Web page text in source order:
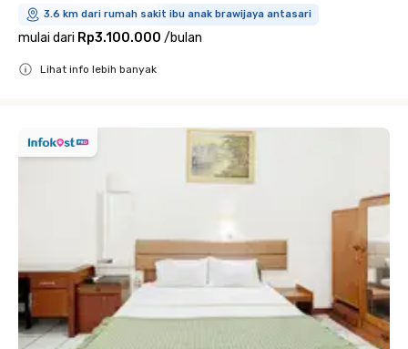
3.6 km dari rumah sakit ibu anak brawijaya antasari
mulai dari Rp3.100.000 /bulan
Lihat info lebih banyak